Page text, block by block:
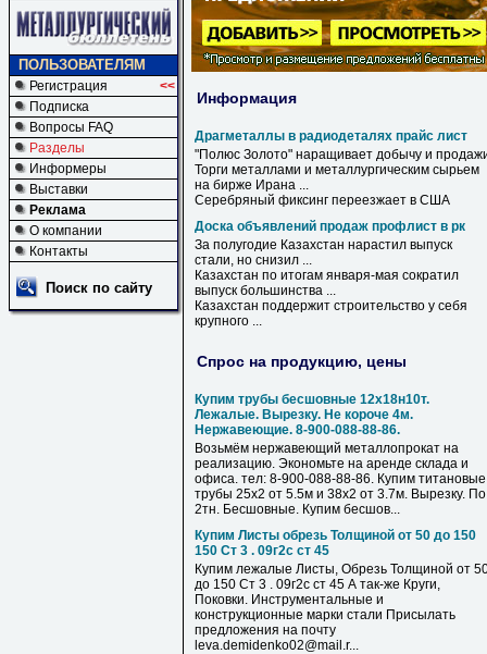
ПОЛЬЗОВАТЕЛЯМ
Регистрация
<<
Подписка
Вопросы FAQ
Разделы
Информеры
Выставки
Реклама
О компании
Контакты
Поиск по сайту
Информация
Драгметаллы в радиодеталях прайс лист
"Полюс Золото" наращивает добычу и
Торги металлами и металлургическим сырьем
на бирже Ирана ...
Серебряный фиксинг переезжает в США
Доска объявлений продаж профлист в рк
За полугодие Казахстан нарастил выпуск
стали, но снизил ...
Казахстан по итогам января-мая сократил
выпуск большинства ...
Казахстан поддержит строительство у себя
крупного ...
Спрос на продукцию, цены
Купим трубы бесшовные 12х18н10т.
Лежалые. Вырезку. Не короче 4м.
Нержавеющие. 8-900-088-88-86.
Возьмём нержавеющий металлопрокат на
реализацию. Экономьте на аренде склада и
офиса. тел: 8-900-088-88-86. Купим титановые
трубы 25х2 от 5.5м и 38х2 от 3.7м. Вырезку. По
2тн. Бесшовные. Купим бесшов...
Купим Листы обрезь Толщиной от 50 до 150
150 Ст 3 . 09г2с ст 45
Купим лежалые Листы, Обрезь Толщиной от
до 150 Ст 3 . 09г2с ст 45 А так-же Круги,
Поковки. Инструментальные и
конструкционные марки стали Присылать
предложения на почту
leva.demidenko02@mail.r...